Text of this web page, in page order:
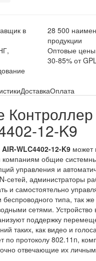
в
28 500
продукции
Оптовые цены
30-85% от
ДоставкаОплата
12-K9
WLC4402-12-K9 может
общие
управления и
сетей, администраторы
и самостоятельно
типа, так
сетями. Устройство
поддержку
таких, как видео и
по протоколу 802.11n,
отвечающие их